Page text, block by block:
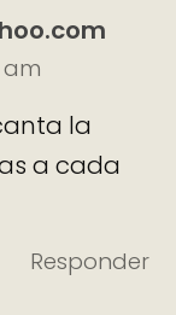
am
la
a cada
Responder